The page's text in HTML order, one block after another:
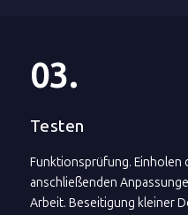
03.
Testen
Funktionsprüfung. Einholen
anschließenden
Arbeit. Beseitigung kleiner